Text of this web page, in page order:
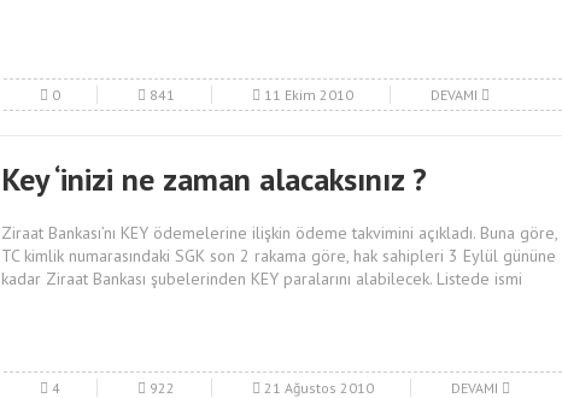
0 841 11 Ekim 2010 DEVAMI
Key ‘inizi ne zaman alacaksınız ?
Ziraat Bankası’nı KEY ödemelerine ilişkin ödeme takvimini açıkladı. Buna göre,
TC kimlik numarasındaki SGK son 2 rakama göre, hak sahipleri 3 Eylül gününe
kadar Ziraat Bankası şubelerinden KEY paralarını alabilecek. Listede ismi
4 922 21 Ağustos 2010 DEVAMI